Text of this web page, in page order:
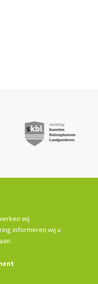
wij
informeren wij u